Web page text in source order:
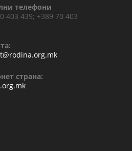
телефони
403 439; +389 70 403
страна: